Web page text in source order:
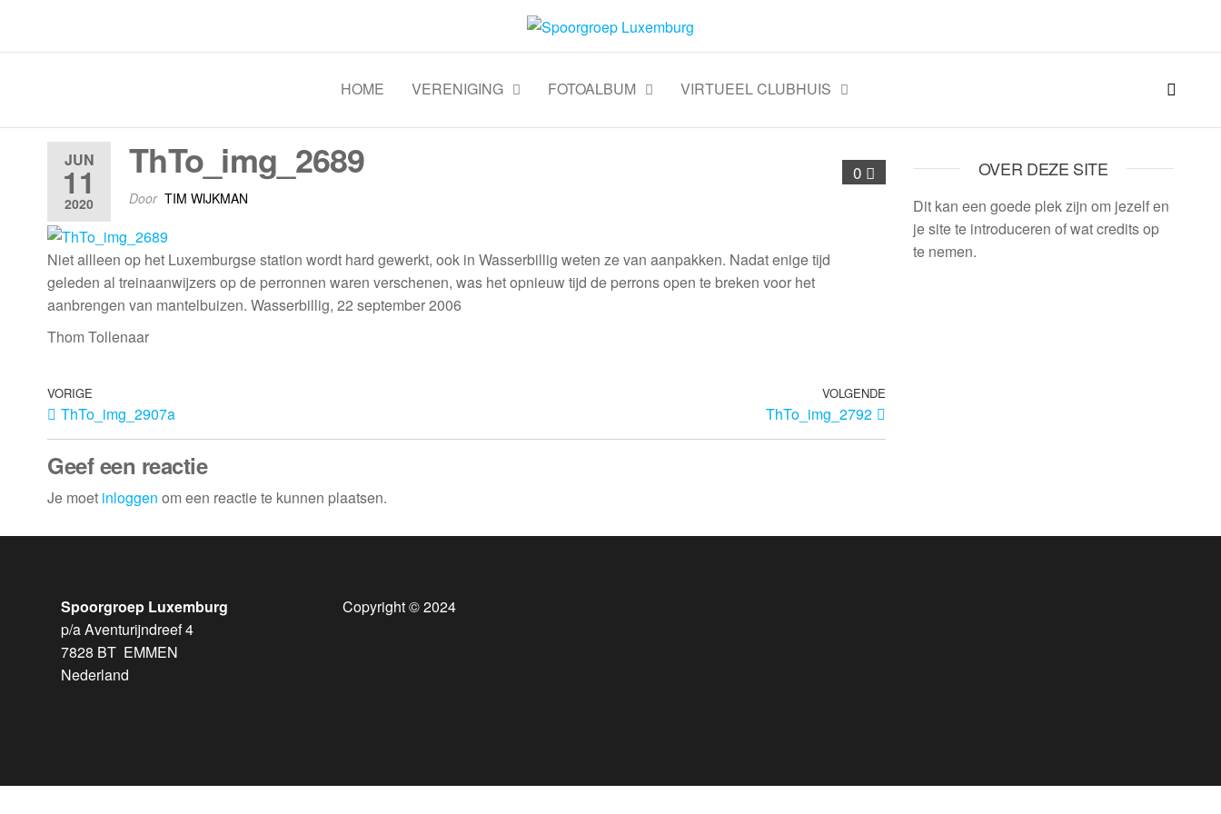
Spoorgroep Luxemburg
HOME VERENIGING FOTOALBUM VIRTUEEL CLUBHUIS
JUN
11
2020
0
ThTo_img_2689
Door TIM WIJKMAN
Niet allleen op het Luxemburgse station wordt hard gewerkt, ook in Wasserbillig weten ze van aanpakken. Nadat enige tijd
geleden al treinaanwijzers op de perronnen waren verschenen, was het opnieuw tijd de perrons open te breken voor het
aanbrengen van mantelbuizen. Wasserbillig, 22 september 2006
Thom Tollenaar
VORIGE
ThTo_img_2907a
VOLGENDE
ThTo_img_2792
Geef een reactie
Je moet inloggen om een reactie te kunnen plaatsen.
OVER DEZE SITE
Dit kan een goede plek zijn om jezelf en
je site te introduceren of wat credits op
te nemen.
Spoorgroep Luxemburg
p/a Aventurijndreef 4
7828 BT EMMEN
Nederland
Copyright © 2024